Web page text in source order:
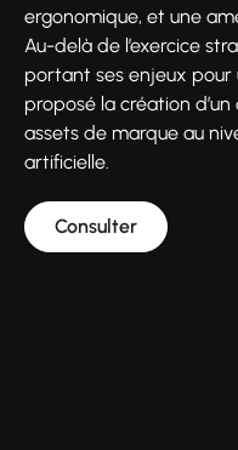
ergonomique, et une
Au-delà de l’exercice
portant ses enjeux pour
proposé la création
assets de marque au
artificielle.
Consulter